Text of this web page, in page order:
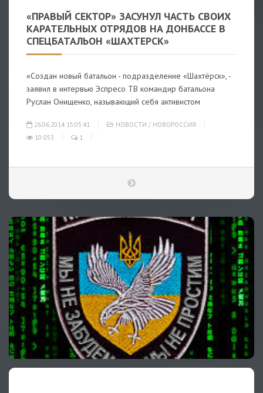
«ПРАВЫЙ СЕКТОР» ЗАСУНУЛ ЧАСТЬ СВОИХ
КАРАТЕЛЬНЫХ ОТРЯДОВ НА ДОНБАССЕ В
СПЕЦБАТАЛЬОН «ШАХТЕРСК»
«Создан новый батальон - подразделение «Шахтёрск», -
заявил в интервью Эспресо ТВ командир батальона
Руслан Онищенко, называющий себя активистом
26.06.2014 15:05:41 НОВОСТИ / НОВОРОССИЯ
10 053
1